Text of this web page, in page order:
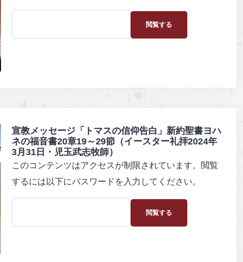
宣教メッセージ「トマスの信仰告白」新約聖書ヨハ
ネの福音書20章19～29節（イースター礼拝2024年
3月31日・児玉武志牧師）
このコンテンツはアクセスが制限されています。閲覧
するには以下にパスワードを入力してください。